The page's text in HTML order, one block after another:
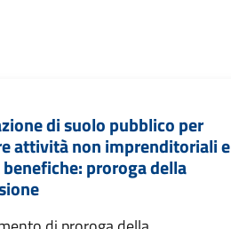
di suolo pubblico per
attività non imprenditoriali e
proroga della